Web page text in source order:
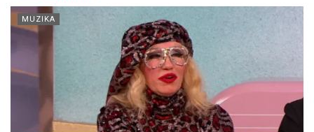
MUZIKA